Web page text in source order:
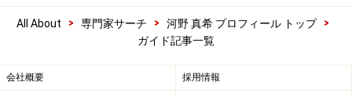
All About > 専門家サーチ > 河野 真希 プロフィール トップ
>
ガイド記事一覧
会社概要 採用情報